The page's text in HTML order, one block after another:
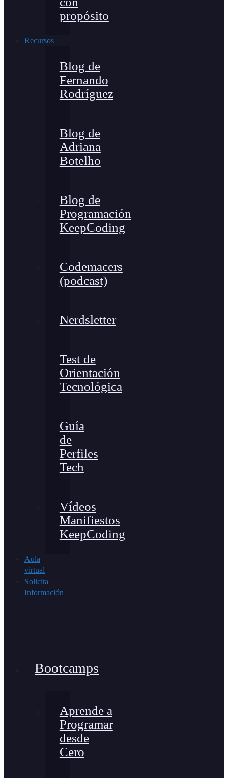
propósito
Recursos
Blog de
Fernando
Rodríguez
Blog de
Adriana
Botelho
Blog de
Programación
KeepCoding
Codemacers
(podcast)
Nerdsletter
Test de
Orientación
Tecnológica
Guía
de
Perfiles
Tech
Vídeos
Manifiestos
KeepCoding
Aula
virtual
Solicita
Información
Bootcamps
Aprende a
Programar
desde
Cero